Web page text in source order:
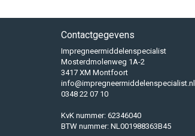
Contactgegevens
Impregneermiddelenspecialist
Mosterdmolenweg 1A-2
3417 XM Montfoort
info@impregneermiddelenspecialist.nl
0348 22 07 10
KvK nummer: 62346040
BTW nummer: NL001988363B45